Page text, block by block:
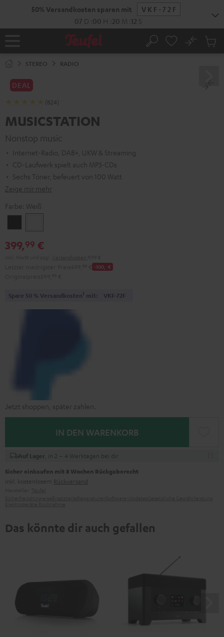
Startseite Suche
No
STEREO RADIO
DEAL
(824)
MUSICSTATION
Nonstop music
Internet-Radio, DAB+, UKW & Streaming
CD-Laufwerk spielt auch MP3-CDs
Sechs Töner, befeuert von 100 Watt
Zeige mir mehr
Farbe: Weiß
399,99 €
-100, ‐ €
Spare 50 % Versandkosten1 mit: VKF-72F
Jetzt shoppen, später zahlen.
IN DEN WARENKORB
Auf Lager , in 2 – 4 Werktagen bei dir
Sicher einkaufen mit 8 Wochen Rückgaberecht
inkl. kostenlosem Rückversand
Das könnte dir auch gefallen